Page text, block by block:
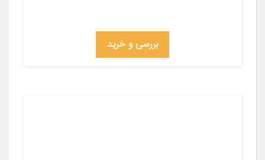
بررسی و خرید